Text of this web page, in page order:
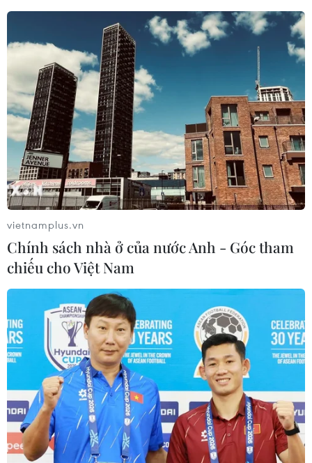
TIN CÙNG CHUYÊN MỤC
Thái Lan: Xả súng gây thương vong
tại trường học ở Nonthaburi
07/08/2026 05:12
vietnamplus.vn
Chính sách nhà ở của nước Anh - Góc tham
chiếu cho Việt Nam